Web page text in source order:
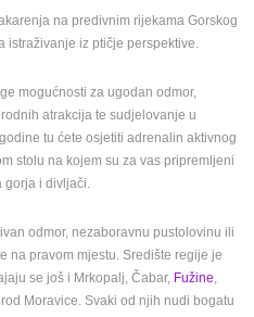
na predivnim rijekama Gorskog
istraživanje iz ptičje perspektive.
mogućnosti za ugodan odmor,
atrakcija te sudjelovanje u
tu ćete osjetiti adrenalin aktivnog
stolu na kojem su za vas pripremljeni
gorja i divljači.
odmor, nezaboravnu pustolovinu ili
na pravom mjestu. Središte regije je
se još i Mrkopalj, Čabar, Fužine,
Moravice. Svaki od njih nudi bogatu